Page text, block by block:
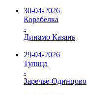
30-04-2026
Корабелка
-
Динамо Казань
29-04-2026
Тулица
-
Заречье-Одинцово